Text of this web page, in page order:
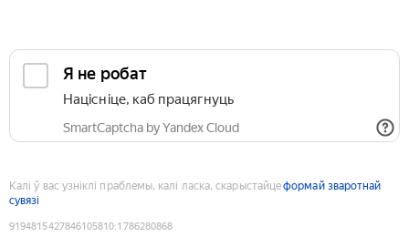
Я не робат
Націсніце, каб працягнуць
SmartCaptcha by Yandex Cloud
Калі ў вас узніклі праблемы, калі ласка, скарыстайцеформай зваротнай
сувязі
9194815427846105810:1786280868